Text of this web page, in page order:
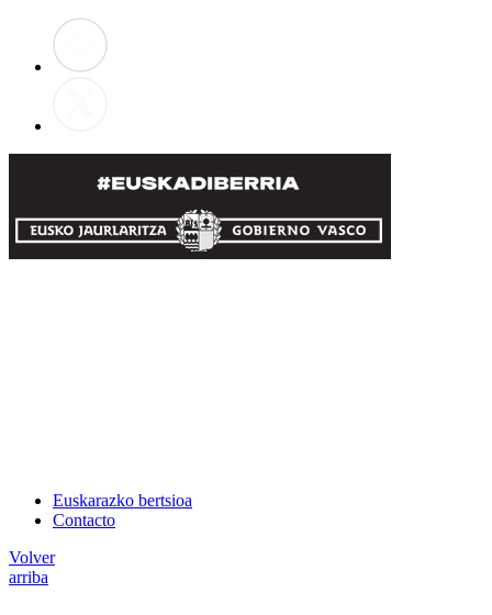
Euskarazko bertsioa
Contacto
Volver
arriba